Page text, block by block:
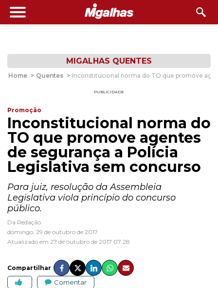
MIGALHAS QUENTES
Home > Quentes > Inconstitucional norma do TO que promove
PUBLICIDADE
Promoção
Inconstitucional norma do
TO que promove agentes
de segurança a Polícia
Legislativa sem concurso
Para juiz, resolução da Assembleia
Legislativa viola princípio do concurso
público.
Da Redação
domingo, 29 de outubro de 2017
Atualizado em 27 de outubro de 2017 07:28
Compartilhar
Comentar